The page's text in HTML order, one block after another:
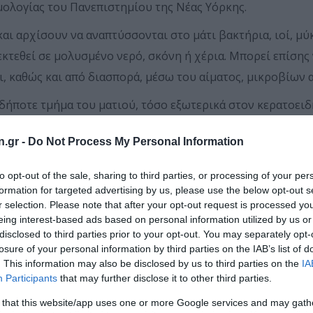
- Do Not Process My Personal Information
opt-out of the sale, sharing to third parties, or processing of your
for targeted advertising by us, please use the below opt-out
selection. Please note that after your opt-out request is processed
interest-based ads based on personal information utilized by us
to third parties prior to your opt-out. You may separately
of your personal information by third parties on the IAB’s list of
This information may also be disclosed by us to third parties on the
Participants that may further disclose it to other third parties.
that this website/app uses one or more Google services and may
του Πανεπιστημίου της Νέας Υόρκης.
αρχίσουν να αναπτύσσονται στο μάτι βακτήρια, ιοί,
σε μολυσμένο νερό, σκόνη ή χέρια. Μπορεί
καθώς και από διασπορά, μέσω του αίματος, μικροβίων
τμήμα του ματιού, τόσο εξωτερικά στον
ποικίλουν, αναλόγως με την υποκείμενη αιτία
της όρασης, κνησμός ή αίσθημα καύσου, δακρύρροια
απαραίτητο ο ασθενής να επικοινωνήσει αμέσως με
σχετικά εύκολα ή για κάτι σοβαρό όπως η
όρασης ή ακόμα και τύφλωση», τονίζει ο καθηγητής.
που συχνά οφείλεται στους ίδιους ιούς που
είναι πολύ μεταδοτική. Μερικές φορές προκαλείται
μπορεί βέβαια να είναι και αλλεργική,